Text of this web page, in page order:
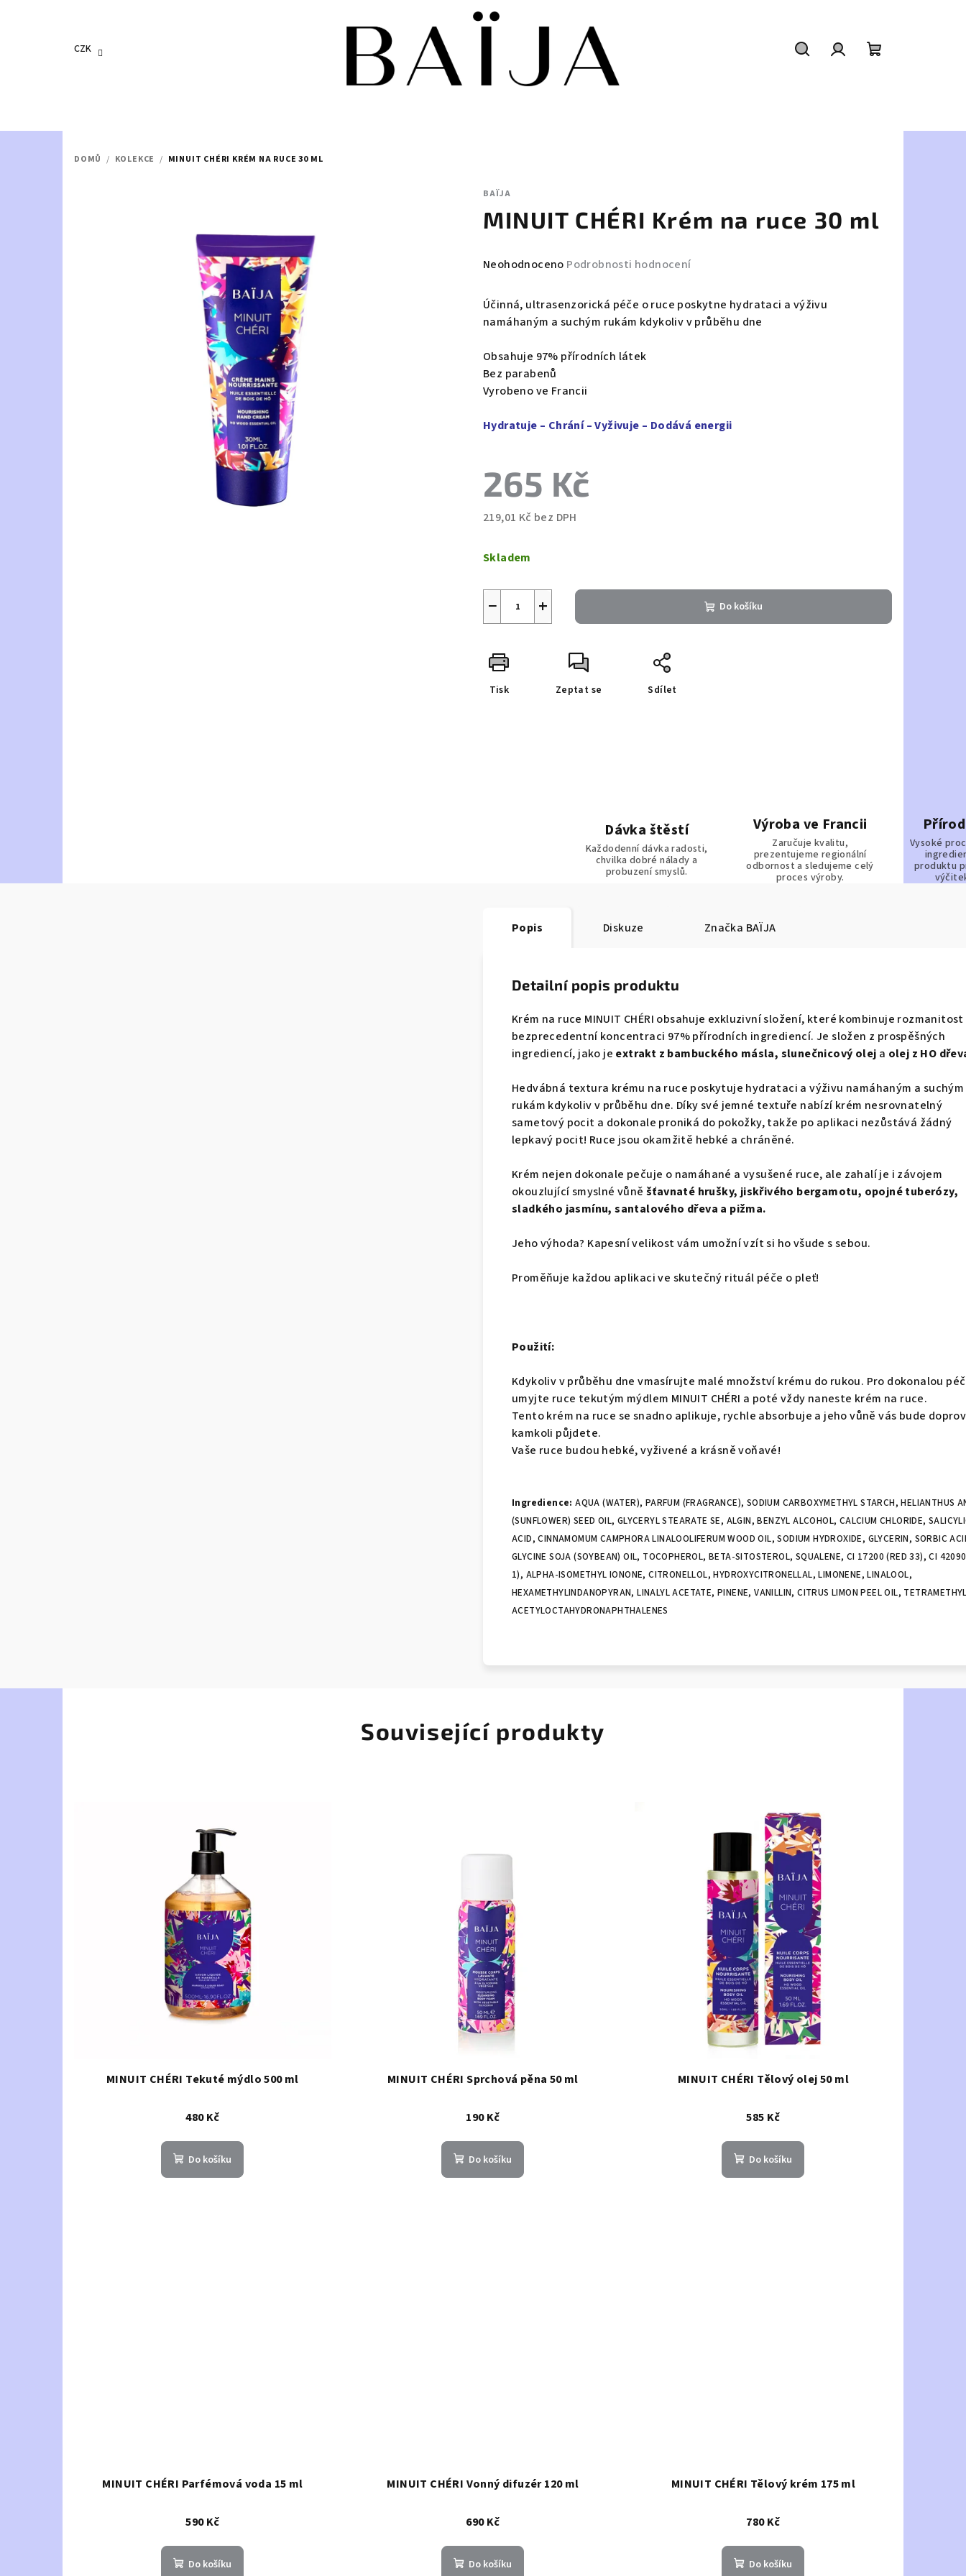
CZK
DOMŮ / KOLEKCE / MINUIT CHÉRI KRÉM NA RUCE 30 ML
BAÏJA
MINUIT CHÉRI Krém na ruce 30 ml
Průměrné
produktu
z
5
hvězdiček.
Neohodnoceno Podrobnosti hodnocení
Účinná, ultrasenzorická péče o ruce poskytne hydrataci a výživu
namáhaným a suchým rukám kdykoliv v průběhu dne
Obsahuje 97% přírodních látek
Bez parabenů
Vyrobeno ve Francii
Hydratuje – Chrání – Vyživuje – Dodává energii
265 Kč
219,01 Kč bez DPH
cena:
Skladem
+
− Do košíku
Tisk Zeptat se Sdílet
Dávka štěstí
Každodenní dávka radosti,
chvilka dobré nálady a
probuzení smyslů.
Výroba ve Francii
Zaručuje kvalitu,
prezentujeme regionální
odbornost a sledujeme celý
proces výroby.
Vysoké
produktu
Popis Diskuze Značka BAÏJA
Detailní popis produktu
Krém na ruce MINUIT CHÉRI obsahuje exkluzivní složení, které kombinuje rozmanitost
bezprecedentní koncentraci 97% přírodních ingrediencí. Je složen z prospěšných
ingrediencí, jako je extrakt z bambuckého másla, slunečnicový olej a olej z HO
Hedvábná textura krému na ruce poskytuje hydrataci a výživu namáhaným a suchým
rukám kdykoliv v průběhu dne. Díky své jemné textuře nabízí krém nesrovnatelný
sametový pocit a dokonale proniká do pokožky, takže po aplikaci nezůstává žádný
lepkavý pocit! Ruce jsou okamžitě hebké a chráněné.
Krém nejen dokonale pečuje o namáhané a vysušené ruce, ale zahalí je i závojem
okouzlující smyslné vůně šťavnaté hrušky, jiskřivého bergamotu, opojné tuberózy,
sladkého jasmínu, santalového dřeva a pižma.
Jeho výhoda? Kapesní velikost vám umožní vzít si ho všude s sebou.
Proměňuje každou aplikaci ve skutečný rituál péče o pleť!
Použití:
Kdykoliv v průběhu dne vmasírujte malé množství krému do rukou. Pro dokonalou
umyjte ruce tekutým mýdlem MINUIT CHÉRI a poté vždy naneste krém na ruce.
Tento krém na ruce se snadno aplikuje, rychle absorbuje a jeho vůně vás bude
kamkoli půjdete.
Vaše ruce budou hebké, vyživené a krásně voňavé!
Ingredience:AQUA (WATER), PARFUM (FRAGRANCE), SODIUM CARBOXYMETHYL STARCH, HELIANTHUS
(SUNFLOWER) SEED OIL, GLYCERYL STEARATE SE, ALGIN, BENZYL ALCOHOL, CALCIUM CHLORIDE,
ACID, CINNAMOMUM CAMPHORA LINALOOLIFERUM WOOD OIL, SODIUM HYDROXIDE, GLYCERIN, SORBIC
GLYCINE SOJA (SOYBEAN) OIL, TOCOPHEROL, BETA-SITOSTEROL, SQUALENE, CI 17200 (RED 33), CI
1), ALPHA-ISOMETHYL IONONE, CITRONELLOL, HYDROXYCITRONELLAL, LIMONENE, LINALOOL,
HEXAMETHYLINDANOPYRAN, LINALYL ACETATE, PINENE, VANILLIN, CITRUS LIMON PEEL OIL,
ACETYLOCTAHYDRONAPHTHALENES
Související produkty
MINUIT CHÉRI Tekuté mýdlo 500 ml
480 Kč
Do košíku
MINUIT CHÉRI Sprchová pěna 50 ml
190 Kč
Do košíku
MINUIT CHÉRI Tělový olej 50 ml
585 Kč
Do košíku
MINUIT CHÉRI Parfémová voda 15 ml
590 Kč
Do košíku
MINUIT CHÉRI Vonný difuzér 120 ml
690 Kč
Do košíku
MINUIT CHÉRI Tělový krém 175 ml
780 Kč
Do košíku